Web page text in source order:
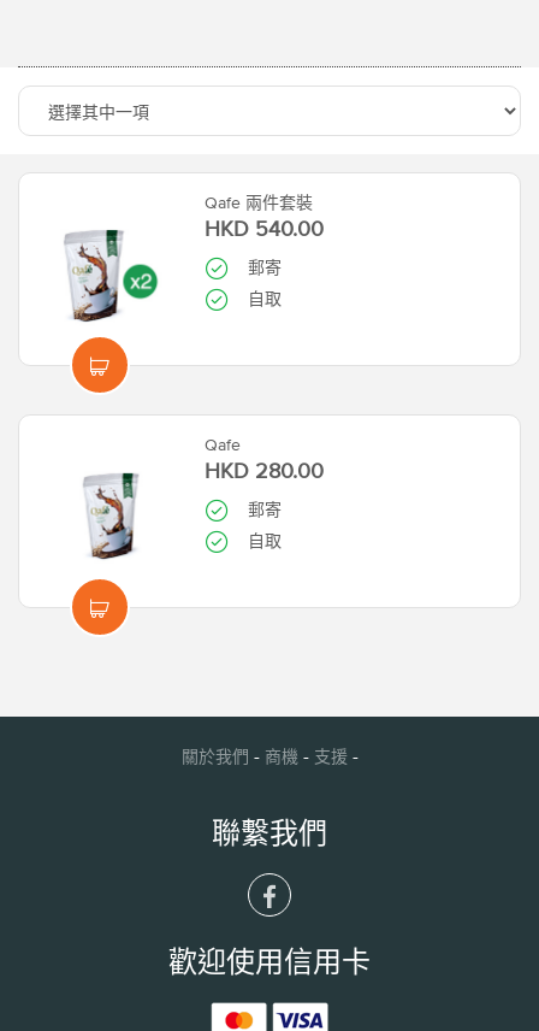
Qafe 兩件套裝
HKD 540.00
郵寄
自取
Qafe
HKD 280.00
郵寄
自取
關於我們 - 商機 - 支援 -
聯繫我們
歡迎使用信用卡